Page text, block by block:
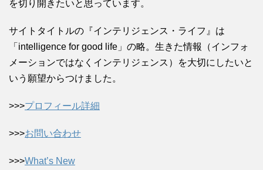
を切り開きたいと思っています。
サイトタイトルの『インテリジェンス・ライフ』は
「intelligence for good life」の略。生きた情報（インフォ
メーションではなくインテリジェンス）を大切にしたいと
いう願望からつけました。
>>>プロフィール詳細
>>>お問い合わせ
>>>What’s New